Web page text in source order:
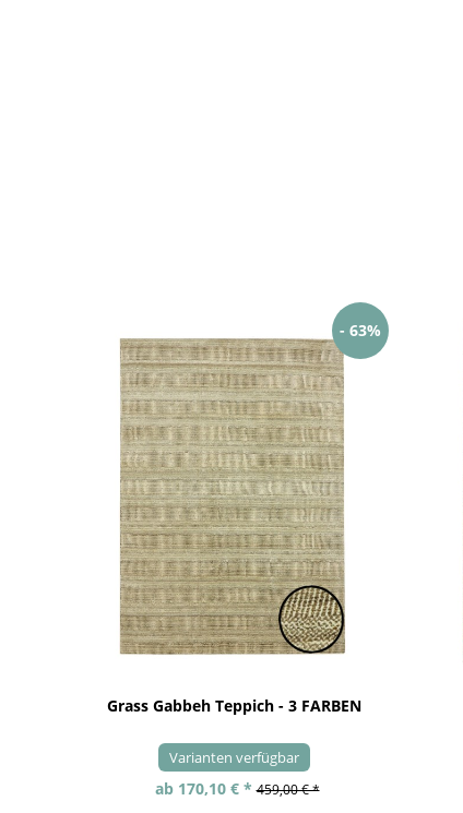
- 63%
Grass Gabbeh Teppich - 3 FARBEN
Varianten verfügbar
ab 170,10 € * 459,00 € *